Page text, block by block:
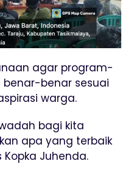
agar program-
benar sesuai
warga.
bagi kita
apa yang terbaik
Kopka Juhenda.